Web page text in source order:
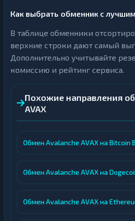
Как выбрать обменник с
В таблице обменники
верхние строки дают самый
Дополнительно учитывайте
комиссию и рейтинг сервиса.
Похожие направления
AVAX
Обмен Avalanche AVAX на Bitcoin
Обмен Avalanche AVAX на
Обмен Avalanche AVAX на